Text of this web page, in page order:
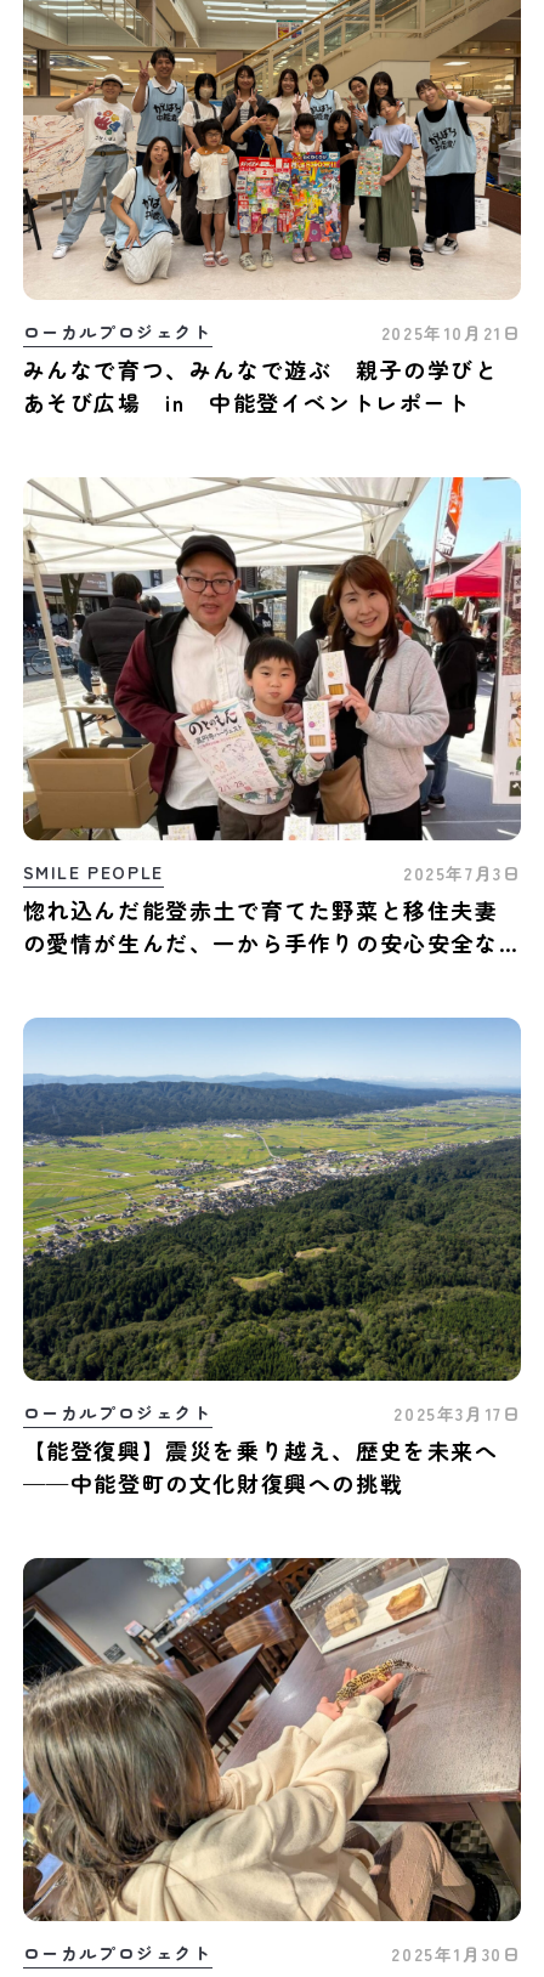
ローカルプロジェクト 2025年10月21日
みんなで育つ、みんなで遊ぶ 親子の学びと
あそび広場 in 中能登イベントレポート
SMILE PEOPLE 2025年7月3日
惚れ込んだ能登赤土で育てた野菜と移住夫妻
の愛情が生んだ、一から手作りの安心安全な
ローカルプロジェクト 2025年3月17日
【能登復興】震災を乗り越え、歴史を未来へ
——中能登町の文化財復興への挑戦
ローカルプロジェクト 2025年1月30日